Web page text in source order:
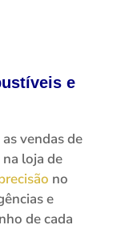
e
vendas de
loja de
no
e
de cada